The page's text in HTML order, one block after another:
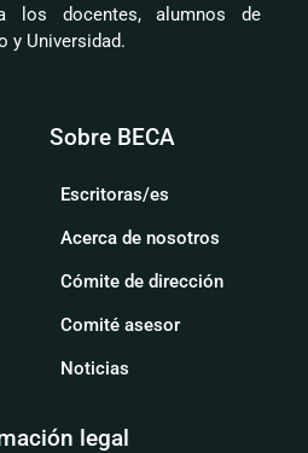
los docentes, alumnos de
y Universidad.
Sobre BECA
Escritoras/es
Acerca de nosotros
Cómite de dirección
Comité asesor
Noticias
legal